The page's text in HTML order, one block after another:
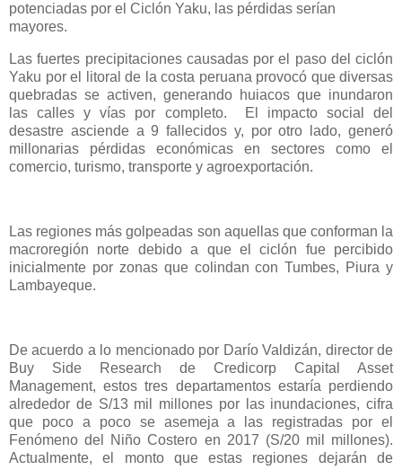
potenciadas por el Ciclón Yaku, las pérdidas serían
mayores.
Las fuertes precipitaciones causadas por el paso del ciclón
Yaku por el litoral de la costa peruana provocó que diversas
quebradas se activen, generando huiacos que inundaron
las calles y vías por completo.
El impacto social del
desastre asciende a 9 fallecidos y, por otro lado, generó
millonarias pérdidas económicas en sectores como el
comercio, turismo, transporte y agroexportación.
Las regiones más golpeadas son aquellas que conforman la
macroregión norte debido a que el ciclón fue percibido
inicialmente por zonas que colindan con Tumbes, Piura y
Lambayeque.
De acuerdo a lo mencionado por Darío Valdizán, director de
Buy Side Research de Credicorp Capital Asset
Management, estos tres departamentos estaría perdiendo
alrededor de S/13 mil millones por las inundaciones, cifra
que poco a poco se asemeja a las registradas por el
Fenómeno del Niño Costero en 2017 (S/20 mil millones).
Actualmente, el monto que estas regiones dejarán de